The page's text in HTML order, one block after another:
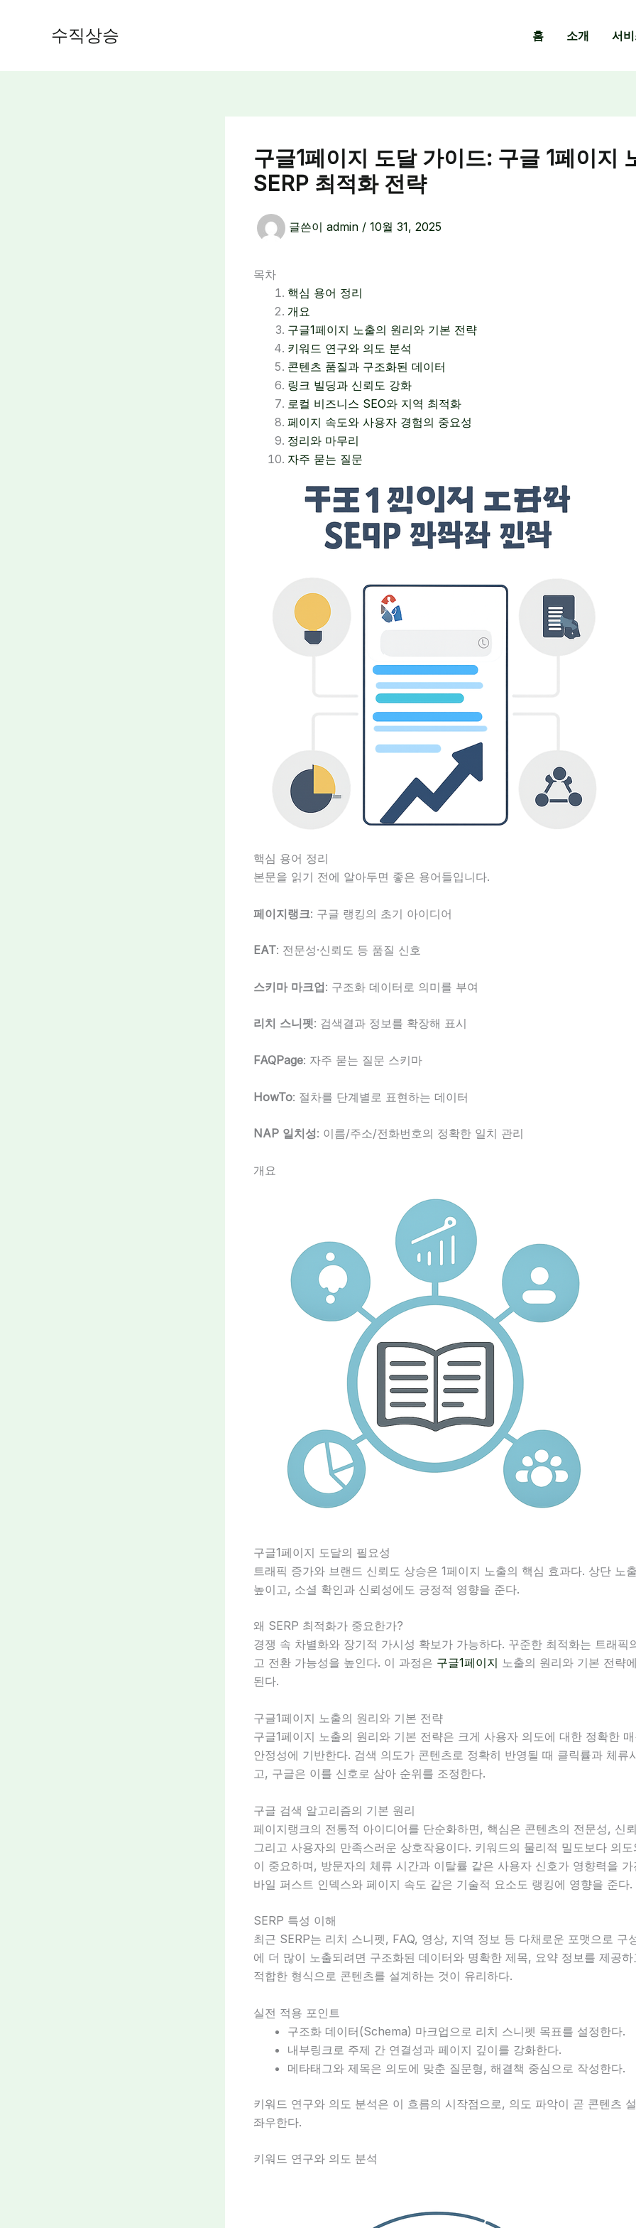
수직상승 홈 소개 서
구글1페이지 도달 가이드: 구글 1페이지
SERP 최적화 전략
글쓴이 admin / 10월 31, 2025
목차
핵심 용어 정리
개요
구글1페이지 노출의 원리와 기본 전략
키워드 연구와 의도 분석
콘텐츠 품질과 구조화된 데이터
링크 빌딩과 신뢰도 강화
로컬 비즈니스 SEO와 지역 최적화
페이지 속도와 사용자 경험의 중요성
정리와 마무리
자주 묻는 질문
핵심 용어 정리
본문을 읽기 전에 알아두면 좋은 용어들입니다.
페이지랭크: 구글 랭킹의 초기 아이디어
EAT: 전문성·신뢰도 등 품질 신호
스키마 마크업: 구조화 데이터로 의미를 부여
리치 스니펫: 검색결과 정보를 확장해 표시
FAQPage: 자주 묻는 질문 스키마
HowTo: 절차를 단계별로 표현하는 데이터
NAP 일치성: 이름/주소/전화번호의 정확한 일치 관리
개요
구글1페이지 도달의 필요성
트래픽 증가와 브랜드 신뢰도 상승은 1페이지 노출의 핵심 효과다. 상단 노
높이고, 소셜 확인과 신뢰성에도 긍정적 영향을 준다.
왜 SERP 최적화가 중요한가?
경쟁 속 차별화와 장기적 가시성 확보가 가능하다. 꾸준한 최적화는 트래픽
고 전환 가능성을 높인다. 이 과정은 구글1페이지 노출의 원리와 기본 전략
된다.
구글1페이지 노출의 원리와 기본 전략
구글1페이지 노출의 원리와 기본 전략은 크게 사용자 의도에 대한 정확한
안정성에 기반한다. 검색 의도가 콘텐츠로 정확히 반영될 때 클릭률과 체류
고, 구글은 이를 신호로 삼아 순위를 조정한다.
구글 검색 알고리즘의 기본 원리
페이지랭크의 전통적 아이디어를 단순화하면, 핵심은 콘텐츠의 전문성, 신
그리고 사용자의 만족스러운 상호작용이다. 키워드의 물리적 밀도보다 의
이 중요하며, 방문자의 체류 시간과 이탈률 같은 사용자 신호가 영향력을 가
바일 퍼스트 인덱스와 페이지 속도 같은 기술적 요소도 랭킹에 영향을 준다.
SERP 특성 이해
최근 SERP는 리치 스니펫, FAQ, 영상, 지역 정보 등 다채로운 포맷으로 구
에 더 많이 노출되려면 구조화된 데이터와 명확한 제목, 요약 정보를 제공하
적합한 형식으로 콘텐츠를 설계하는 것이 유리하다.
실전 적용 포인트
구조화 데이터(Schema) 마크업으로 리치 스니펫 목표를 설정한다.
내부링크로 주제 간 연결성과 페이지 깊이를 강화한다.
메타태그와 제목은 의도에 맞춘 질문형, 해결책 중심으로 작성한다.
키워드 연구와 의도 분석은 이 흐름의 시작점으로, 의도 파악이 곧 콘텐츠
좌우한다.
키워드 연구와 의도 분석